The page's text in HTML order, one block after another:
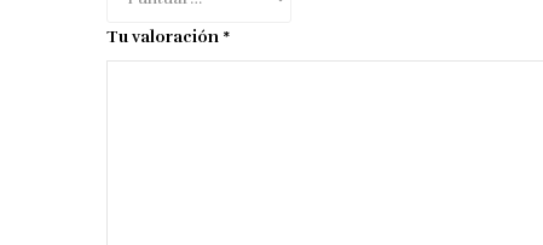
Tu valoración *